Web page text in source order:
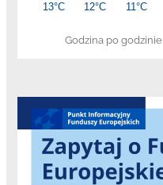
Godzina po godzinie